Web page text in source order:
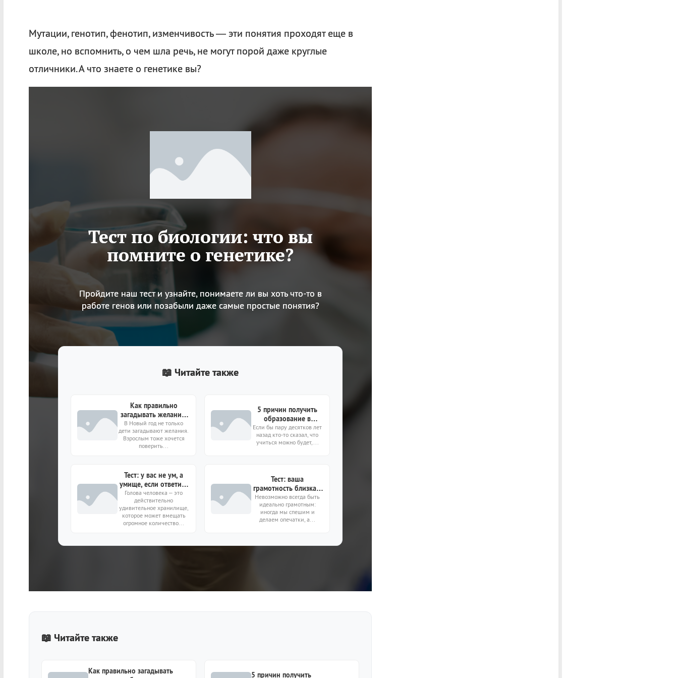
Мутации, генотип, фенотип, изменчивость — эти понятия проходят еще в
школе, но вспомнить, о чем шла речь, не могут порой даже круглые
отличники. А что знаете о генетике вы?
Тест по биологии: что вы
помните о генетике?
Пройдите наш тест и узнайте, понимаете ли вы хоть что-то в
работе генов или позабыли даже самые простые понятия?
📖 Читайте также
Как правильно
загадывать желания,
чтобы они сбывались?
В Новый год не только
дети загадывают желания.
Взрослым тоже хочется
поверить...
5 причин получить
образование в
колледже
дистанционно
Если бы пару десятков лет
назад кто-то сказал, что
учиться можно будет,...
Тест: у вас не ум, а
умище, если ответите
10/10
Голова человека – это
действительно
удивительное хранилище,
которое может вмещать
огромное количество...
Тест: ваша
грамотность близка к
идеалу — или даже
близко нет?
Проверьте на 10
вопросах
Невозможно всегда быть
идеально грамотным:
иногда мы спешим и
делаем опечатки, а...
📖 Читайте также
Как правильно загадывать
5 причин получить